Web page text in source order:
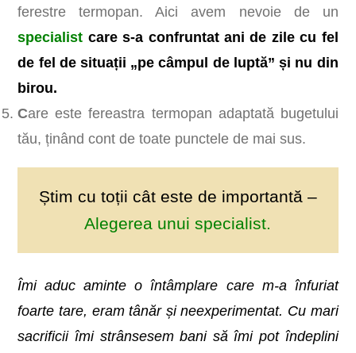
ferestre termopan. Aici avem nevoie de un
specialist care s-a confruntat ani de zile cu fel
de fel de situații „pe câmpul de luptă” și nu din
birou.
Care este fereastra termopan adaptată bugetului
tău, ținând cont de toate punctele de mai sus.
Știm cu toții cât este de importantă–
Alegerea unui specialist.
Îmi aduc aminte o întâmplare care m-a înfuriat
foarte tare, eram tânăr și neexperimentat. Cu mari
sacrificii îmi strânsesem bani să îmi pot îndeplini